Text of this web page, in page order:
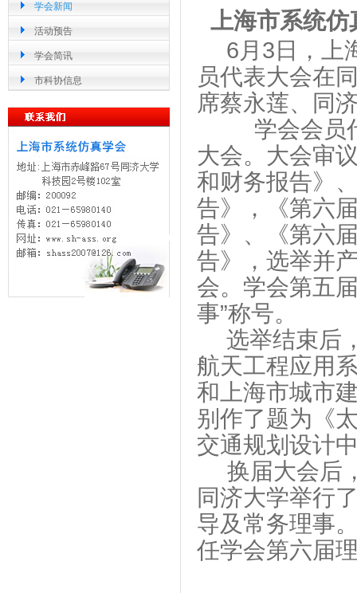
学会新闻
活动预告
学会简讯
市科协信息
上海市系统仿
6 月3日，上
员代表大会在
席蔡永莲、同
学会会员
大会。大会审
和财务报告》
告》，《第六
告》、《第六
告》，选举并
会。学会第五
事”称号。
选举结束后
航天工程应用
和上海市城市
别作了题为《
交通规划设计
换届大会后
同济大学举行
导及常务理事
任学会第六届